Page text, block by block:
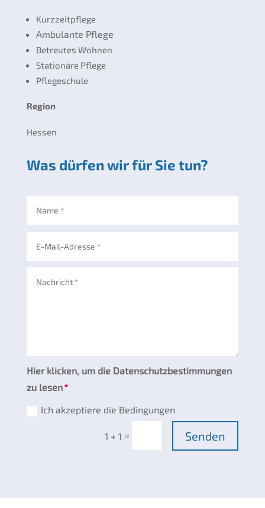
Kurzzeitpflege
Ambulante Pflege
Betreutes Wohnen
Stationäre Pflege
Pflegeschule
Region
Hessen
Was dürfen wir für Sie tun?
Hier klicken, um die Datenschutzbestimmungen
zu lesen
Ich akzeptiere die Bedingungen
1 + 1 = Senden